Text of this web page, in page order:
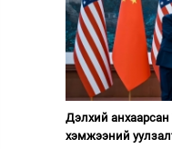
Дэлхий
хэмжээний